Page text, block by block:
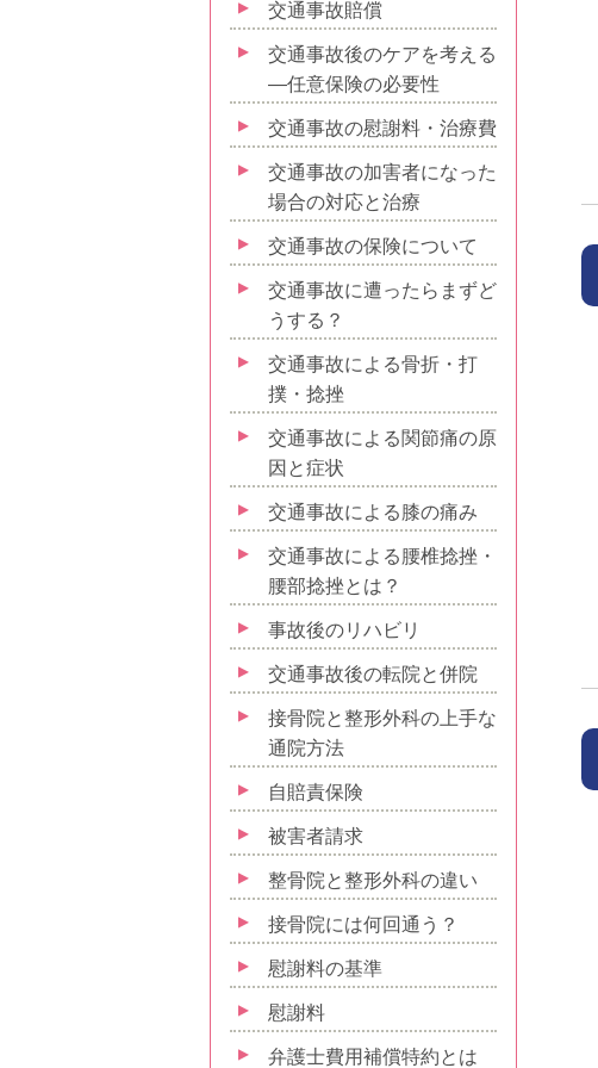
交通事故賠償
交通事故後のケアを考える
—任意保険の必要性
交通事故の慰謝料・治療費
交通事故の加害者になった
場合の対応と治療
交通事故の保険について
交通事故に遭ったらまずど
うする？
交通事故による骨折・打
撲・捻挫
交通事故による関節痛の原
因と症状
交通事故による膝の痛み
交通事故による腰椎捻挫・
腰部捻挫とは？
事故後のリハビリ
交通事故後の転院と併院
接骨院と整形外科の上手な
通院方法
自賠責保険
被害者請求
整骨院と整形外科の違い
接骨院には何回通う？
慰謝料の基準
慰謝料
弁護士費用補償特約とは